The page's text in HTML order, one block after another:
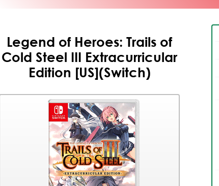
Legend of Heroes: Trails of
Cold Steel III Extracurricular
Edition [US](Switch)